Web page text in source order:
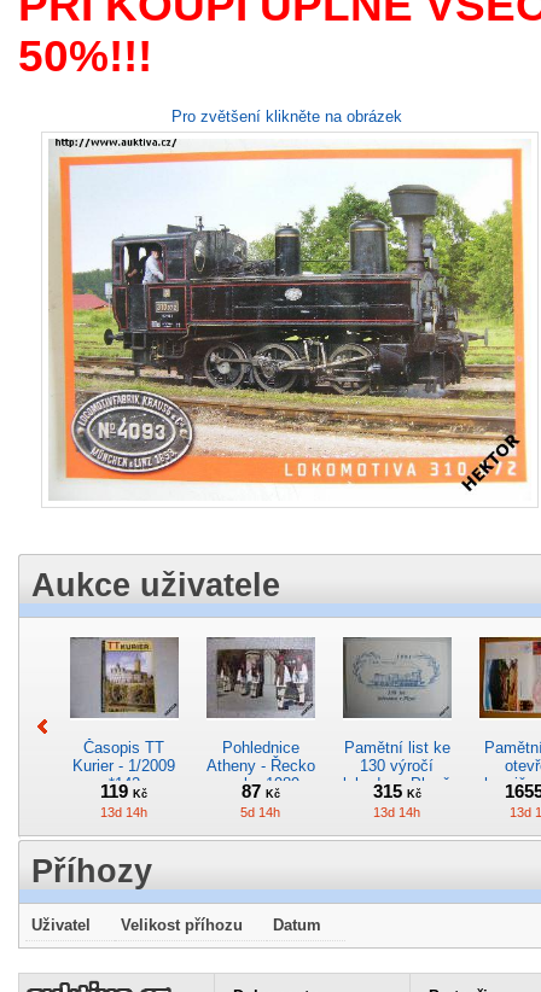
50%!!!
Pro zvětšení klikněte na obrázek
Aukce uživatele
Časopis TT
Kurier - 1/2009
*142
119Kč
13d 14h
Pohlednice
Atheny - Řecko
z roku 1989.
Nová nepoužitá
*5019
87 Kč
5d 14h
Pamětní list ke
130 výročí
lokodepa Plzeň
*2963
315 Kč
13d 14h 13d
Pohlednice
elektrického
Pohlednice
kreslená -
Pohlednice
motorového
Příhozy
Uživatel Velikost příhozu Datum